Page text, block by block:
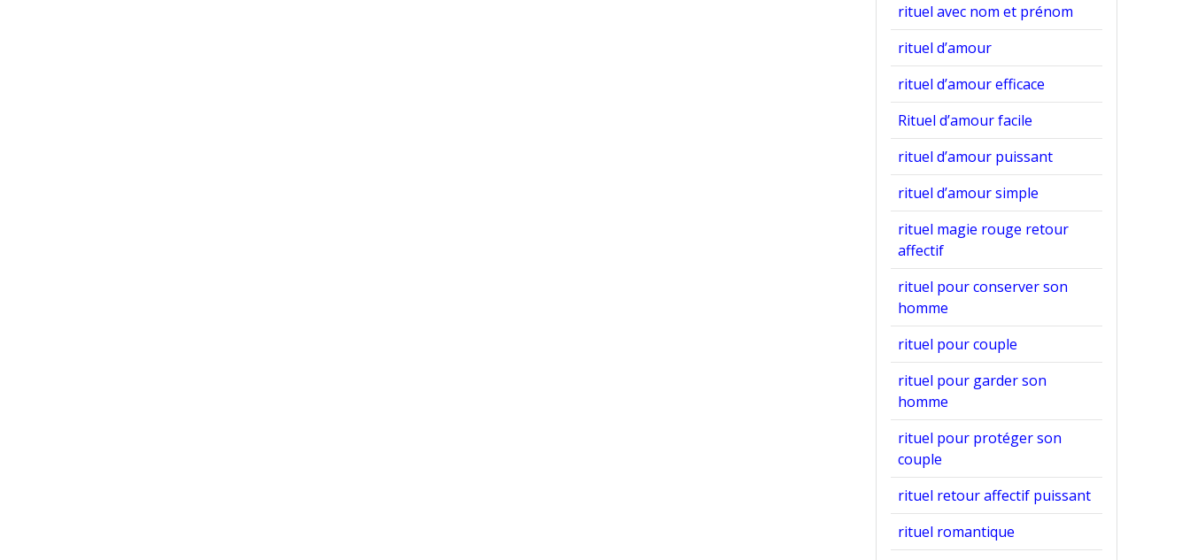
rituel avec nom et prénom
rituel d’amour
rituel d’amour efficace
Rituel d’amour facile
rituel d’amour puissant
rituel d’amour simple
rituel magie rouge retour
affectif
rituel pour conserver son
homme
rituel pour couple
rituel pour garder son
homme
rituel pour protéger son
couple
rituel retour affectif puissant
rituel romantique